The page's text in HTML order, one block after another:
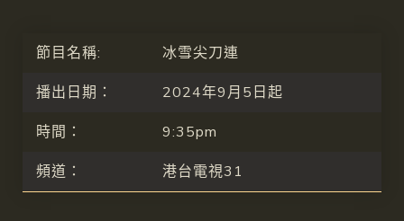
節目名稱:
冰雪尖刀連
播出日期：
2024年9月5日起
時間：
9:35pm
頻道：
港台電視31